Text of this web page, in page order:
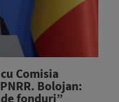
Comisia
Bolojan:
fonduri”